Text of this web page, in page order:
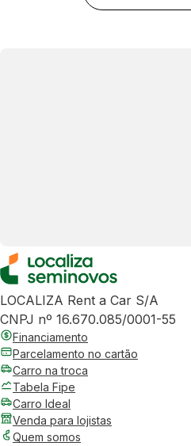
LOCALIZA Rent a Car S/A
CNPJ nº 16.670.085/0001-55
Financiamento
Parcelamento no cartão
Carro na troca
Tabela Fipe
Carro Ideal
Venda para lojistas
Quem somos